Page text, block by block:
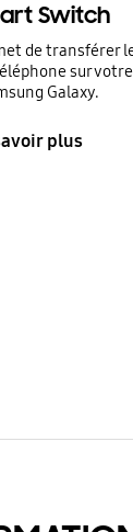
Switch
de transférer
sur
Galaxy.
plus